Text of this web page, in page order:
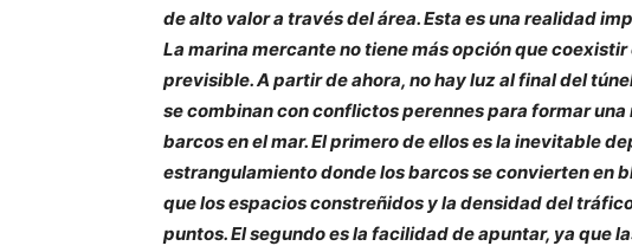
de alto valor a través del área.Esta es una realidad
La marina mercante no tiene más opción que
previsible. A partir de ahora, no hay luz al final del
se combinan con conflictos perennes para formar
barcos en el mar. El primero de ellos es la inevitable
estrangulamiento donde los barcos se convierten en
que los espacios constreñidos y la densidad del
puntos. El segundo es la facilidad de apuntar, ya que